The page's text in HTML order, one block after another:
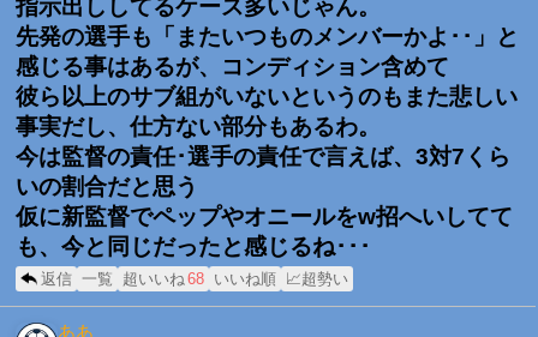
指示出ししてるケース多いじゃん。
先発の選手も「またいつものメンバーかよ･･」と
感じる事はあるが、コンディション含めて
彼ら以上のサブ組がいないというのもまた悲しい
事実だし、仕方ない部分もあるわ。
今は監督の責任･選手の責任で言えば、3対7くら
いの割合だと思う
仮に新監督でペップやオニールをw招へいしてて
も、今と同じだったと感じるね･･･
返信 一覧 超いいね68 いいね順 📈超勢い
ああ